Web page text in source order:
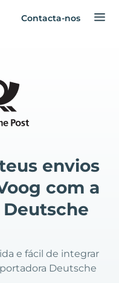
Contacta-nos
envios
com a
e fácil de integrar
Deutsche